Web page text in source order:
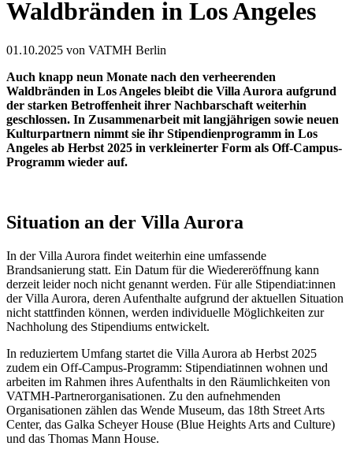
Waldbränden in Los Angeles
01.10.2025 von VATMH Berlin
Auch knapp neun Monate nach den verheerenden
Waldbränden in Los Angeles bleibt die Villa Aurora aufgrund
der starken Betroffenheit ihrer Nachbarschaft weiterhin
geschlossen. In Zusammenarbeit mit langjährigen sowie neuen
Kulturpartnern nimmt sie ihr Stipendienprogramm in Los
Angeles ab Herbst 2025 in verkleinerter Form als Off-Campus-
Programm wieder auf.
Situation an der Villa Aurora
In der Villa Aurora findet weiterhin eine umfassende
Brandsanierung statt. Ein Datum für die Wiedereröffnung kann
derzeit leider noch nicht genannt werden. Für alle Stipendiat:innen
der Villa Aurora, deren Aufenthalte aufgrund der aktuellen Situation
nicht stattfinden können, werden individuelle Möglichkeiten zur
Nachholung des Stipendiums entwickelt.
In reduziertem Umfang startet die Villa Aurora ab Herbst 2025
zudem ein Off-Campus-Programm: Stipendiatinnen wohnen und
arbeiten im Rahmen ihres Aufenthalts in den Räumlichkeiten von
VATMH-Partnerorganisationen. Zu den aufnehmenden
Organisationen zählen das Wende Museum, das 18th Street Arts
Center, das Galka Scheyer House (Blue Heights Arts and Culture)
und das Thomas Mann House.